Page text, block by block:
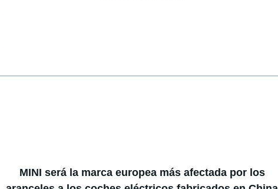
MINI será la marca europea más afectada por los